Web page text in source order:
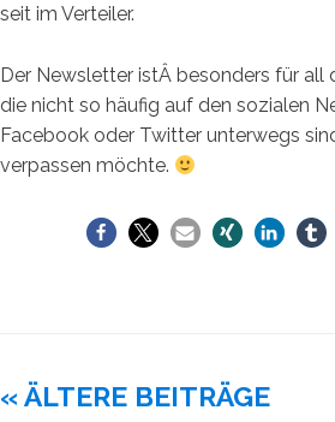
seit im Verteiler.
Der Newsletter istÂ besonders für all
die nicht so häufig auf den sozialen
Facebook oder Twitter unterwegs
verpassen möchte.
Beitragsnavigation
« ÄLTERE BEITRÄGE